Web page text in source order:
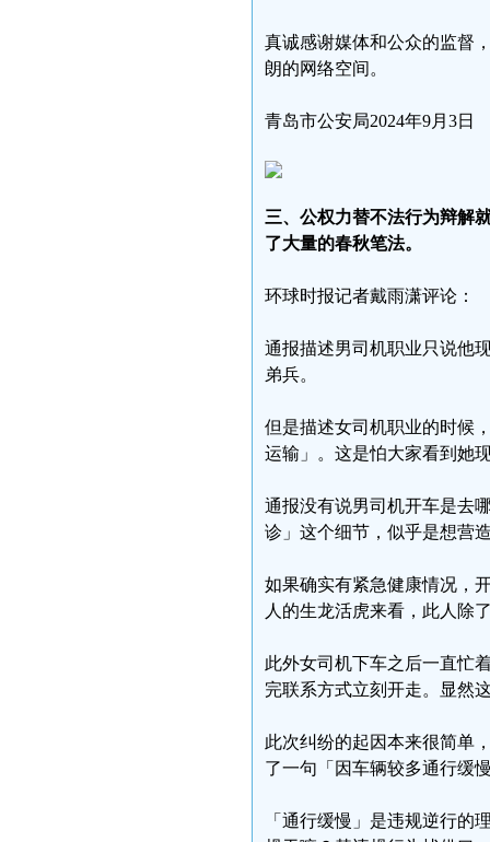
真诚感谢媒体和公众的监督
朗的网络空间。
青岛市公安局2024年9月3日
三、公权力替不法行为辩解
了大量的春秋笔法。
环球时报记者戴雨潇评论：
通报描述男司机职业只说他
弟兵。
但是描述女司机职业的时候
运输」。这是怕大家看到她
通报没有说男司机开车是去
诊」这个细节，似乎是想营
如果确实有紧急健康情况，
人的生龙活虎来看，此人除
此外女司机下车之后一直忙
完联系方式立刻开走。显然
此次纠纷的起因本来很简单
了一句「因车辆较多通行缓
「通行缓慢」是违规逆行的